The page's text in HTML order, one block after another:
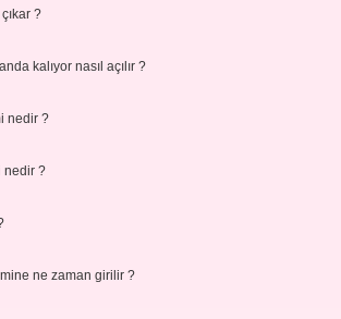
?
kalıyor nasıl açılır ?
nedir ?
nedir ?
ne zaman girilir ?